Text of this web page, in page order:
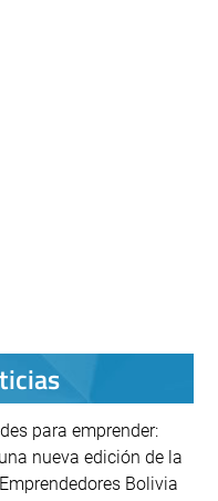
para emprender:
nueva edición de la
Bolivia